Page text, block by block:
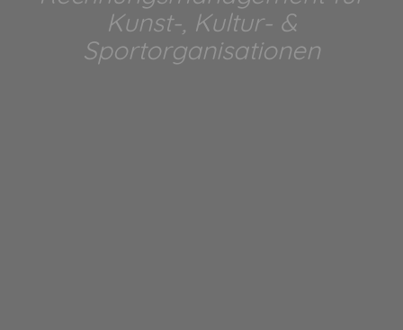
Kunst-, Kultur- &
Sportorganisationen